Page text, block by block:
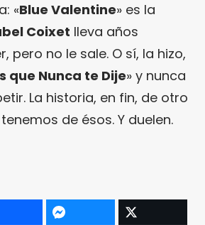
«Blue Valentine» es la
Coixet lleva años
pero no le sale. O sí, la hizo,
que Nunca te Dije» y nunca
La historia, en fin, de otro
de ésos. Y duelen.